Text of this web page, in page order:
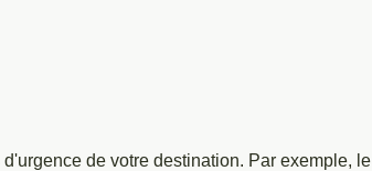
de votre destination. Par exemple, le